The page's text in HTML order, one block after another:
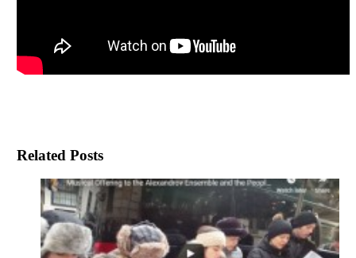
Related Posts